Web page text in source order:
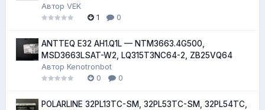
Автор VEK
1
0
ANTTEQ E32 AH1.Q1L — NTM3663.4G500,
MSD3663LSAT-W2, LQ315T3NC64-2, ZB25VQ64
Автор Kenotronbot
0
0
POLARLINE 32PL13TC-SM, 32PL53TC-SM, 32PL54TC,